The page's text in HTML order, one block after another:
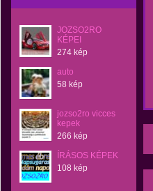
JOZSO2RO
KÉPEI
274 kép
auto
58 kép
jozso2ro vicces
kepek
266 kép
ÍRÁSOS KÉPEK
108 kép